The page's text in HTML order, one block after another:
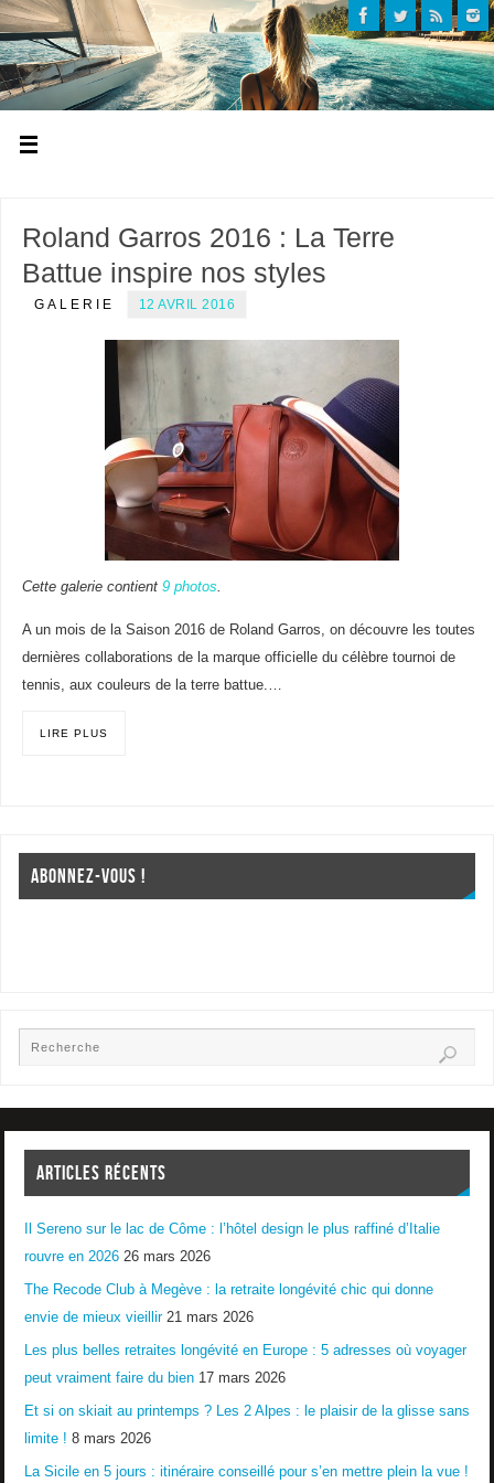
Roland Garros 2016 : La Terre
Battue inspire nos styles
GALERIE 12 AVRIL 2016
Cette galerie contient 9 photos.
A un mois de la Saison 2016 de Roland Garros, on découvre les toutes
dernières collaborations de la marque officielle du célèbre tournoi de
tennis, aux couleurs de la terre battue.…
LIRE PLUS
ABONNEZ-VOUS !
ARTICLES RÉCENTS
Il Sereno sur le lac de Côme : l’hôtel design le plus raffiné d’Italie
rouvre en 2026 26 mars 2026
The Recode Club à Megève : la retraite longévité chic qui donne
envie de mieux vieillir 21 mars 2026
Les plus belles retraites longévité en Europe : 5 adresses où voyager
peut vraiment faire du bien 17 mars 2026
Et si on skiait au printemps ? Les 2 Alpes : le plaisir de la glisse sans
limite ! 8 mars 2026
La Sicile en 5 jours : itinéraire conseillé pour s’en mettre plein la vue !